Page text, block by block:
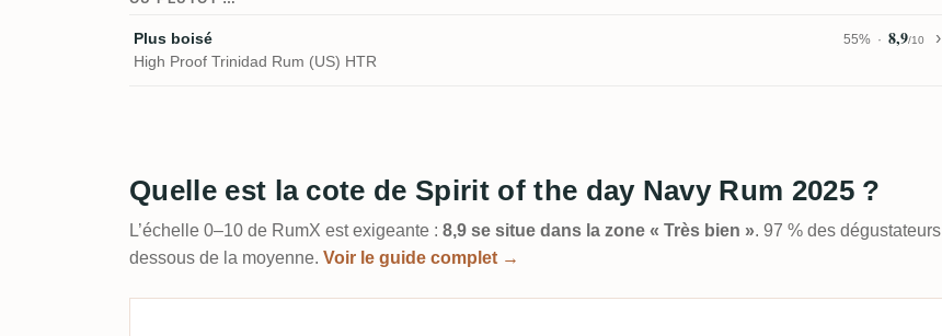
Plus boisé 55% 8,9/10
High Proof Trinidad Rum (US) HTR
Quelle est la cote de Spirit of the day Navy Rum 2025 ?
L’échelle 0–10 de RumX est exigeante : 8,9 se situe dans la zone « Très bien ». 97 % des
dessous de la moyenne. Voir le guide complet →